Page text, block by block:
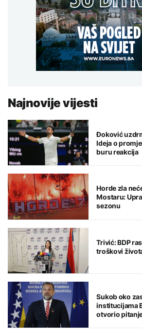
Najnovije vijesti
Đoković
Ideja o
buru reakcija
Horde zla
Mostaru:
sezonu
Trivić: BDP
troškovi
Sukob oko
institucijama
otvorio